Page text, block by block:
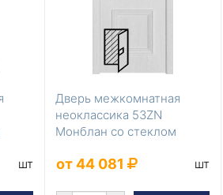
шт
Дверь межкомнатная
неоклассика 53ZN
Монблан со стеклом
от 44 081 шт